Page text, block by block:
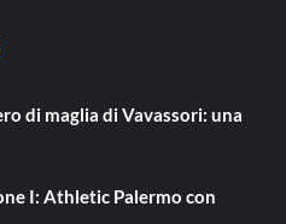
di maglia di Vavassori: una
I: Athletic Palermo con